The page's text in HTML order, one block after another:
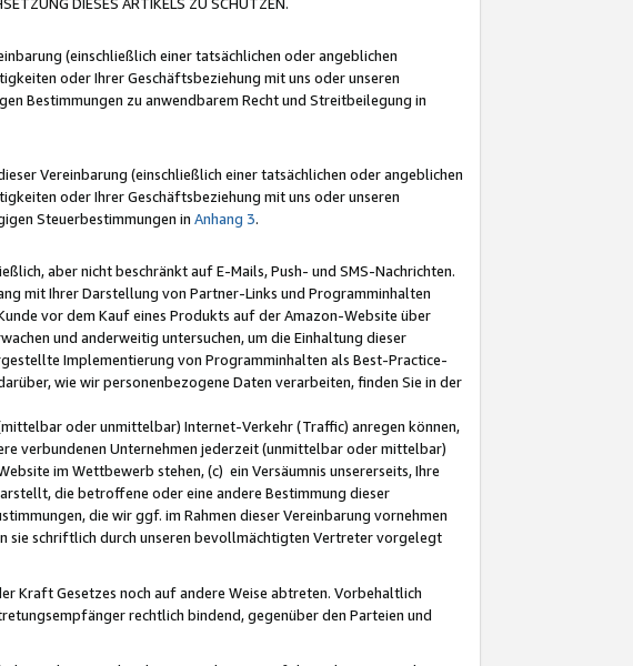
(einschließlich einer tatsächlichen oder angeblichen
oder Ihrer Geschäftsbeziehung mit uns oder unseren
Bestimmungen zu anwendbarem Recht und Streitbeilegung in
Vereinbarung (einschließlich einer tatsächlichen oder angeblichen
oder Ihrer Geschäftsbeziehung mit uns oder unseren
Steuerbestimmungen in Anhang 3.
aber nicht beschränkt auf E-Mails, Push- und SMS-Nachrichten.
mit Ihrer Darstellung von Partner-Links und Programminhalten
vor dem Kauf eines Produkts auf der Amazon-Website über
und anderweitig untersuchen, um die Einhaltung dieser
Implementierung von Programminhalten als Best-Practice-
wie wir personenbezogene Daten verarbeiten, finden Sie in der
oder unmittelbar) Internet-Verkehr (Traffic) anregen können,
verbundenen Unternehmen jederzeit (unmittelbar oder mittelbar)
im Wettbewerb stehen, (c) ein Versäumnis unsererseits, Ihre
die betroffene oder eine andere Bestimmung dieser
die wir ggf. im Rahmen dieser Vereinbarung vornehmen
sie schriftlich durch unseren bevollmächtigten Vertreter vorgelegt
Kraft Gesetzes noch auf andere Weise abtreten. Vorbehaltlich
rechtlich bindend, gegenüber den Parteien und